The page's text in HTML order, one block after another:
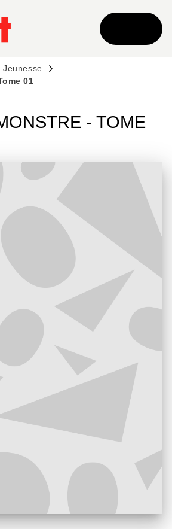
CONTENU
Jeunesse
01
- TOME